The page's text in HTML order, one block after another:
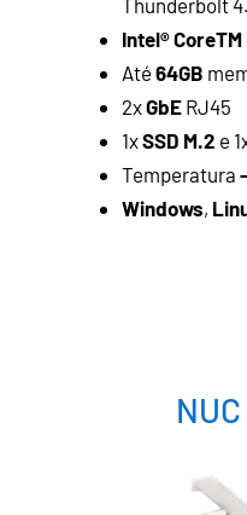
Intel®
Até 64GB
2xGbE RJ45
1xSSD M.2 e
Temperatura
Windows,